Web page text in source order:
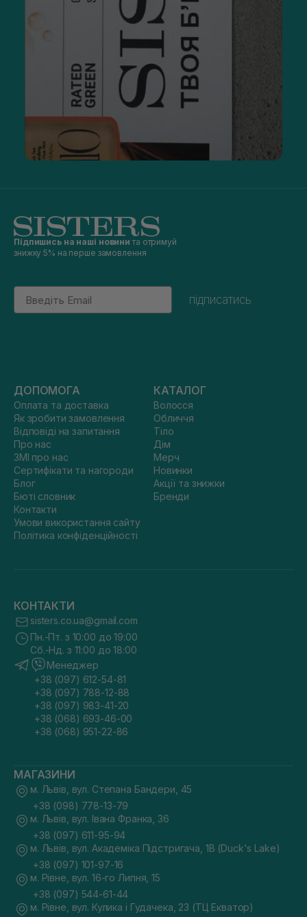
Підпишись на наші новини та отримуй
знижку 5% на перше замовлення
Email
підписатись
ДОПОМОГА
Оплата та доставка
Як зробити замовлення
Відповіді на запитання
Про нас
ЗМІ про нас
Сертифікати та нагороди
Блог
Бюті словник
Контакти
Умови використання сайту
Політика конфіденційності
КАТАЛОГ
Волосся
Обличчя
Тіло
Дім
Мерч
Новинки
Акції та знижки
Бренди
КОНТАКТИ
sisters.co.ua@gmail.com
Пн.-Пт. з 10:00 до 19:00
Сб.-Нд. з 11:00 до 18:00
Менеджер
+38 (097) 612-54-81
+38 (097) 788-12-88
+38 (097) 983-41-20
+38 (068) 693-46-00
+38 (068) 951-22-86
МАГАЗИНИ
м. Львів, вул. Степана Бандери, 45
+38 (098) 778-13-79
м. Львів, вул. Івана Франка, 36
+38 (097) 611-95-94
м. Львів, вул. Академіка Підстригача, 1В (Duck's Lake)
+38 (097) 101-97-16
м. Рівне, вул. 16-го Липня, 15
+38 (097) 544-61-44
м. Рівне, вул. Кулика і Гудачека, 23 (ТЦ Екватор)